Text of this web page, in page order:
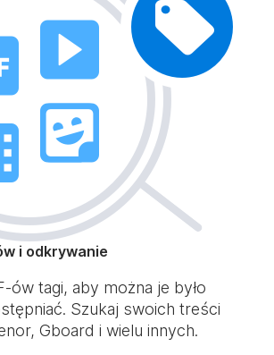
i odkrywanie
ów tagi, aby można je było
Szukaj swoich treści
Gboard i wielu innych.